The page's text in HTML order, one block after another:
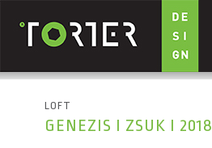
Ugrás a tartalomra
LOFT
GENEZIS I ZSUK I 2018